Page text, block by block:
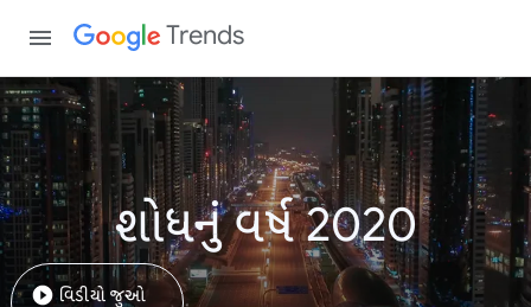
Trends
શોધનું વર્ષ 2020
વિડીયો જુઓ